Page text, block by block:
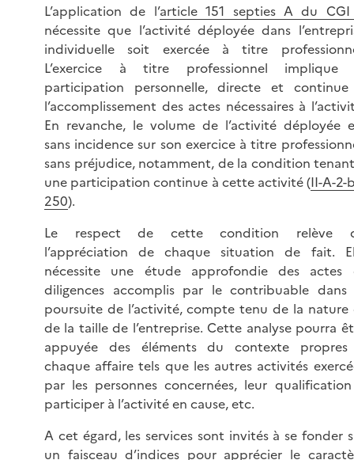
L’application de l’article 151 septies A du CGI
nécessite que l’activité déployée dans
individuelle soit exercée à titre
L’exercice à titre professionnel implique
participation personnelle, directe et
l’accomplissement des actes nécessaires à
En revanche, le volume de l’activité déployée
sans incidence sur son exercice à titre
sans préjudice, notamment, de la condition
une participation continue à cette activité (II-A-2-
250).
Le respect de cette condition relève
l’appréciation de chaque situation de fait.
nécessite une étude approfondie des actes
diligences accomplis par le contribuable dans
poursuite de l’activité, compte tenu de la nature
de la taille de l’entreprise. Cette analyse pourra
appuyée des éléments du contexte
chaque affaire tels que les autres activités
par les personnes concernées, leur
participer à l’activité en cause, etc.
A cet égard, les services sont invités à se fonder
un faisceau d’indices pour apprécier le